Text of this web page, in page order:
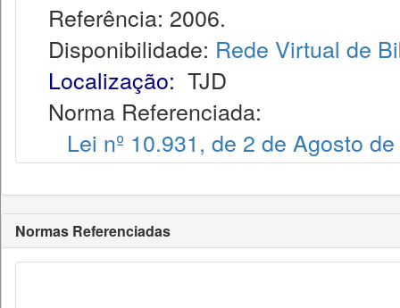
Referência: 2006.
Disponibilidade: Rede Virtual de
Localização: TJD
Norma Referenciada:
Lei nº 10.931, de 2 de Agosto
Normas Referenciadas